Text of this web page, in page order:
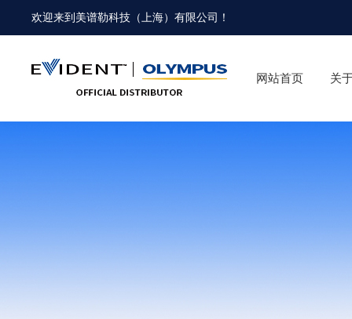
欢迎来到 美谱勒科技（上海）有限公司 ！
网站首页 关